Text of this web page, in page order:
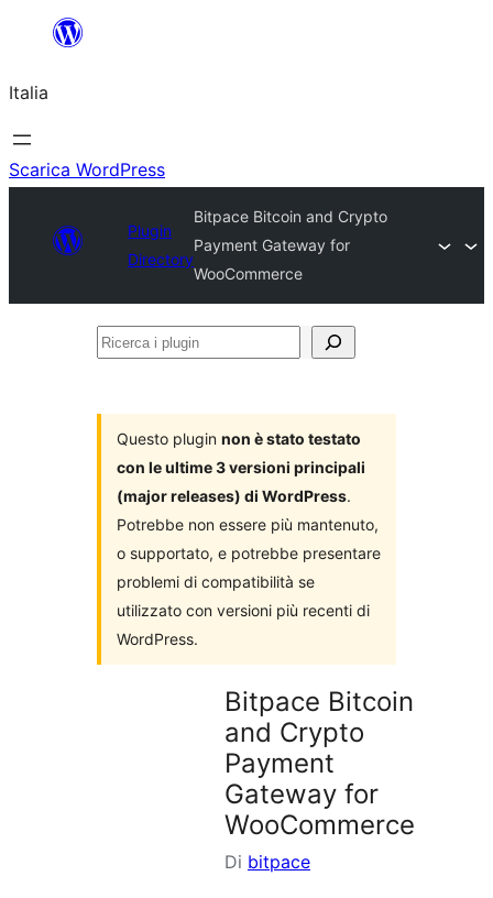
contenuto
Italia
Scarica WordPress
Plugin
Directory
Bitpace Bitcoin and Crypto
Payment Gateway for
WooCommerce
Ricerca
Questo plugin non è stato testato
con le ultime 3 versioni principali
(major releases) di WordPress.
Potrebbe non essere più mantenuto,
o supportato, e potrebbe presentare
problemi di compatibilità se
utilizzato con versioni più recenti di
WordPress.
Bitpace Bitcoin
and Crypto
Payment
Gateway for
WooCommerce
Di bitpace